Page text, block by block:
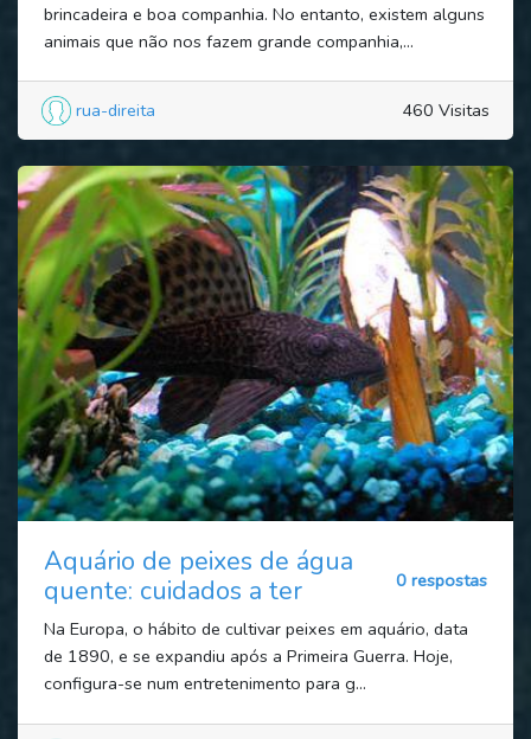
brincadeira e boa companhia. No entanto, existem alguns
animais que não nos fazem grande companhia,...
rua-direita 460 Visitas
Aquário de peixes de água
quente: cuidados a ter
0 respostas
Na Europa, o hábito de cultivar peixes em aquário, data
de 1890, e se expandiu após a Primeira Guerra. Hoje,
configura-se num entretenimento para g...